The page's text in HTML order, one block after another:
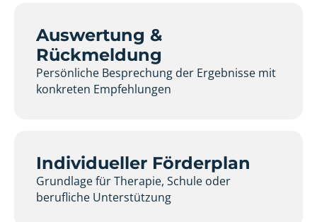
Auswertung &
Rückmeldung
Persönliche Besprechung der Ergebnisse mit
konkreten Empfehlungen
Individueller Förderplan
Grundlage für Therapie, Schule oder
berufliche Unterstützung